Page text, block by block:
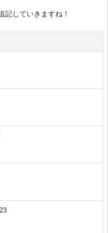
記していきますね！